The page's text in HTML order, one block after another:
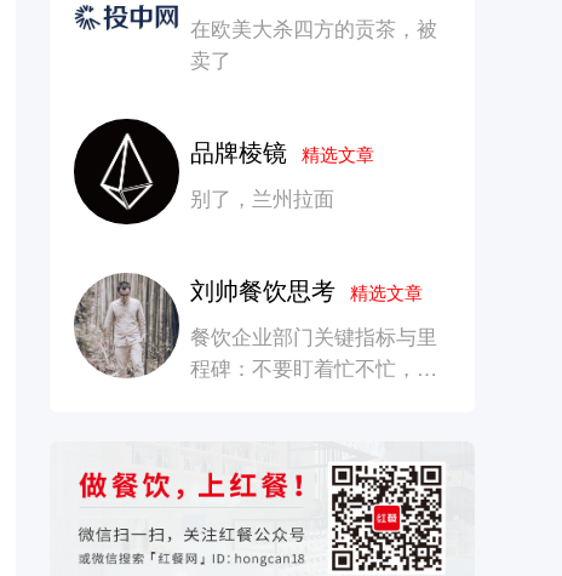
在欧美大杀四方的贡茶，被
卖了
品牌棱镜精选文章
别了，兰州拉面
刘帅餐饮思考精选文章
餐饮企业部门关键指标与里
程碑：不要盯着忙不忙，要